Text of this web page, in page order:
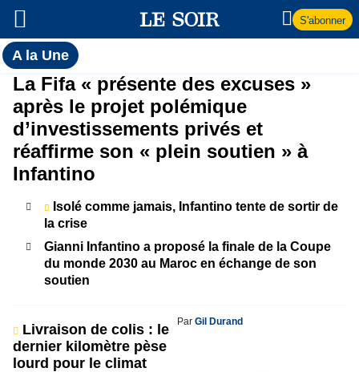
S'abonner
A la UneToutes
l'actualité
du Soir
A
la
Une
La Fifa « présente des excuses »
après le projet polémique
d’investissements privés et
réaffirme son « plein soutien » à
Infantino
Isolé comme jamais, Infantino tente de sortir de
la crise
Gianni Infantino a proposé la finale de la Coupe
du monde 2030 au Maroc en échange de son
soutien
Livraison de colis : le
dernier kilomètre pèse
lourd pour le climat
Par Gil Durand